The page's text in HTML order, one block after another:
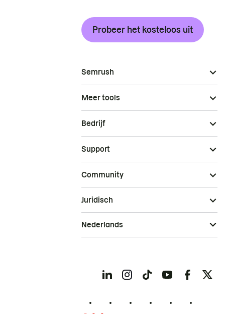
Probeer het kosteloos uit
Semrush
Meer tools
Bedrijf
Support
Community
Juridisch
Nederlands